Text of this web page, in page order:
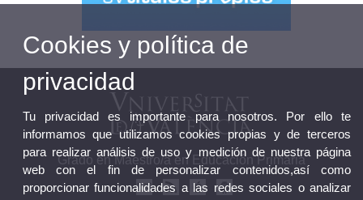
Grado en Maestro/a en Educación Primaria
Cookies y política de
privacidad
Tu privacidad es importante para nosotros. Por ello te
informamos que utilizamos cookies propias y de terceros
para realizar análisis de uso y medición de nuestra página
web con el fin de personalizar contenidos,así como
proporcionar funcionalidades a las redes sociales o analizar